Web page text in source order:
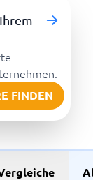
FINDEN